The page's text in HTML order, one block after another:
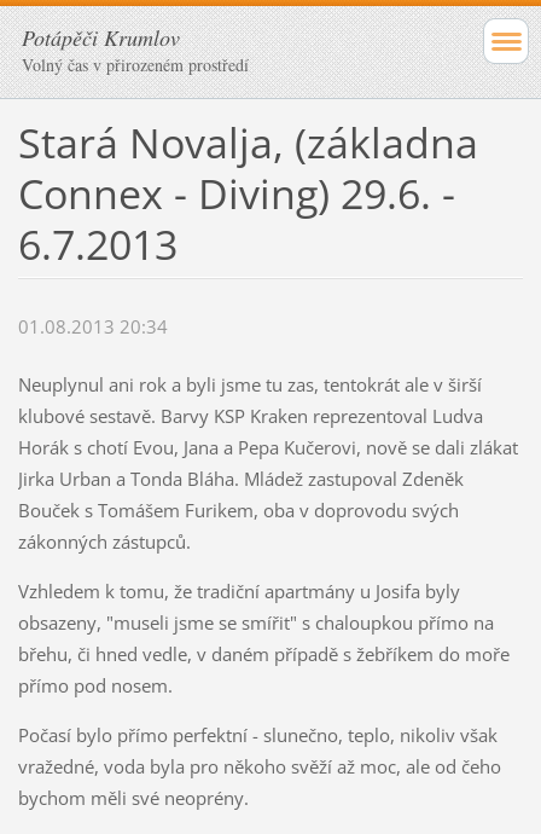
Potápěči Krumlov
Volný čas v přirozeném prostředí
Stará Novalja, (základna
Connex - Diving) 29.6. -
6.7.2013
01.08.2013 20:34
Neuplynul ani rok a byli jsme tu zas, tentokrát ale v širší
klubové sestavě. Barvy KSP Kraken reprezentoval Ludva
Horák s chotí Evou, Jana a Pepa Kučerovi, nově se dali zlákat
Jirka Urban a Tonda Bláha. Mládež zastupoval Zdeněk
Bouček s Tomášem Furikem, oba v doprovodu svých
zákonných zástupců.
Vzhledem k tomu, že tradiční apartmány u Josifa byly
obsazeny, "museli jsme se smířit" s chaloupkou přímo na
břehu, či hned vedle, v daném případě s žebříkem do moře
přímo pod nosem.
Počasí bylo přímo perfektní - slunečno, teplo, nikoliv však
vražedné, voda byla pro někoho svěží až moc, ale od čeho
bychom měli své neoprény.